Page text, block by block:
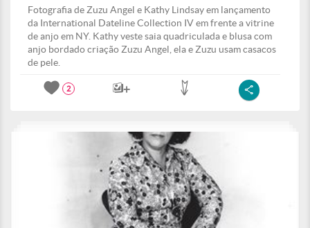
Fotografia de Zuzu Angel e Kathy Lindsay em lançamento
da International Dateline Collection IV em frente a vitrine
de anjo em NY. Kathy veste saia quadriculada e blusa com
anjo bordado criação Zuzu Angel, ela e Zuzu usam casacos
de pele.
2